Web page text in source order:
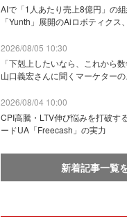
AIで「1人あたり売上8億円」の
「Yunth」展開のAiロボティクス
2026/08/05 10:30
「下剋上したいなら、これから
山口義宏さんに聞くマーケター
2026/08/04 10:00
CPI高騰・LTV伸び悩みを打破
ードUA「Freecash」の実力
新着記事一覧